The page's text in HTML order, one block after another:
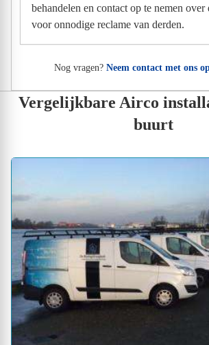
behandelen en contact op te nemen
voor onnodige reclame van derden.
Nog vragen? Neem contact met ons
Vergelijkbare Airco
buurt